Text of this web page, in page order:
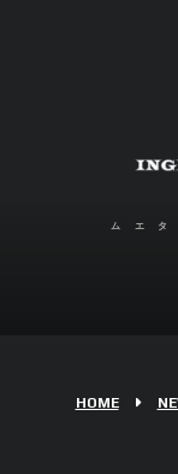
ムエ
HOME